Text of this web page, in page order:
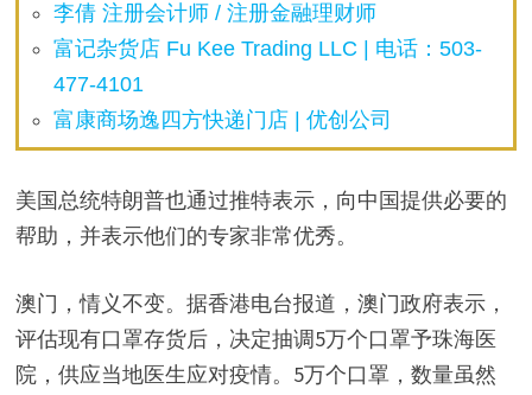
李倩 注册会计师 / 注册金融理财师
富记杂货店 Fu Kee Trading LLC | 电话：503-
477-4101
富康商场逸四方快递门店 | 优创公司
美国总统特朗普也通过推特表示，向中国提供必要的
帮助，并表示他们的专家非常优秀。
澳门，情义不变。据香港电台报道，澳门政府表示，
评估现有口罩存货后，决定抽调5万个口罩予珠海医
院，供应当地医生应对疫情。5万个口罩，数量虽然